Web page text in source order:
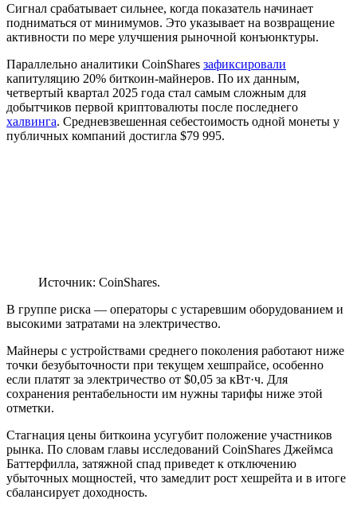
Сигнал срабатывает сильнее, когда показатель начинает
подниматься от минимумов. Это указывает на возвращение
активности по мере улучшения рыночной конъюнктуры.
Параллельно аналитики CoinShares зафиксировали
капитуляцию 20% биткоин-майнеров. По их данным,
четвертый квартал 2025 года стал самым сложным для
добытчиков первой криптовалюты после последнего
халвинга. Средневзвешенная себестоимость одной монеты у
публичных компаний достигла $79 995.
Источник: CoinShares.
В группе риска — операторы с устаревшим оборудованием и
высокими затратами на электричество.
Майнеры с устройствами среднего поколения работают ниже
точки безубыточности при текущем хешпрайсе, особенно
если платят за электричество от $0,05 за кВт·ч. Для
сохранения рентабельности им нужны тарифы ниже этой
отметки.
Стагнация цены биткоина усугубит положение участников
рынка. По словам главы исследований CoinShares Джеймса
Баттерфилла, затяжной спад приведет к отключению
убыточных мощностей, что замедлит рост хешрейта и в итоге
сбалансирует доходность.